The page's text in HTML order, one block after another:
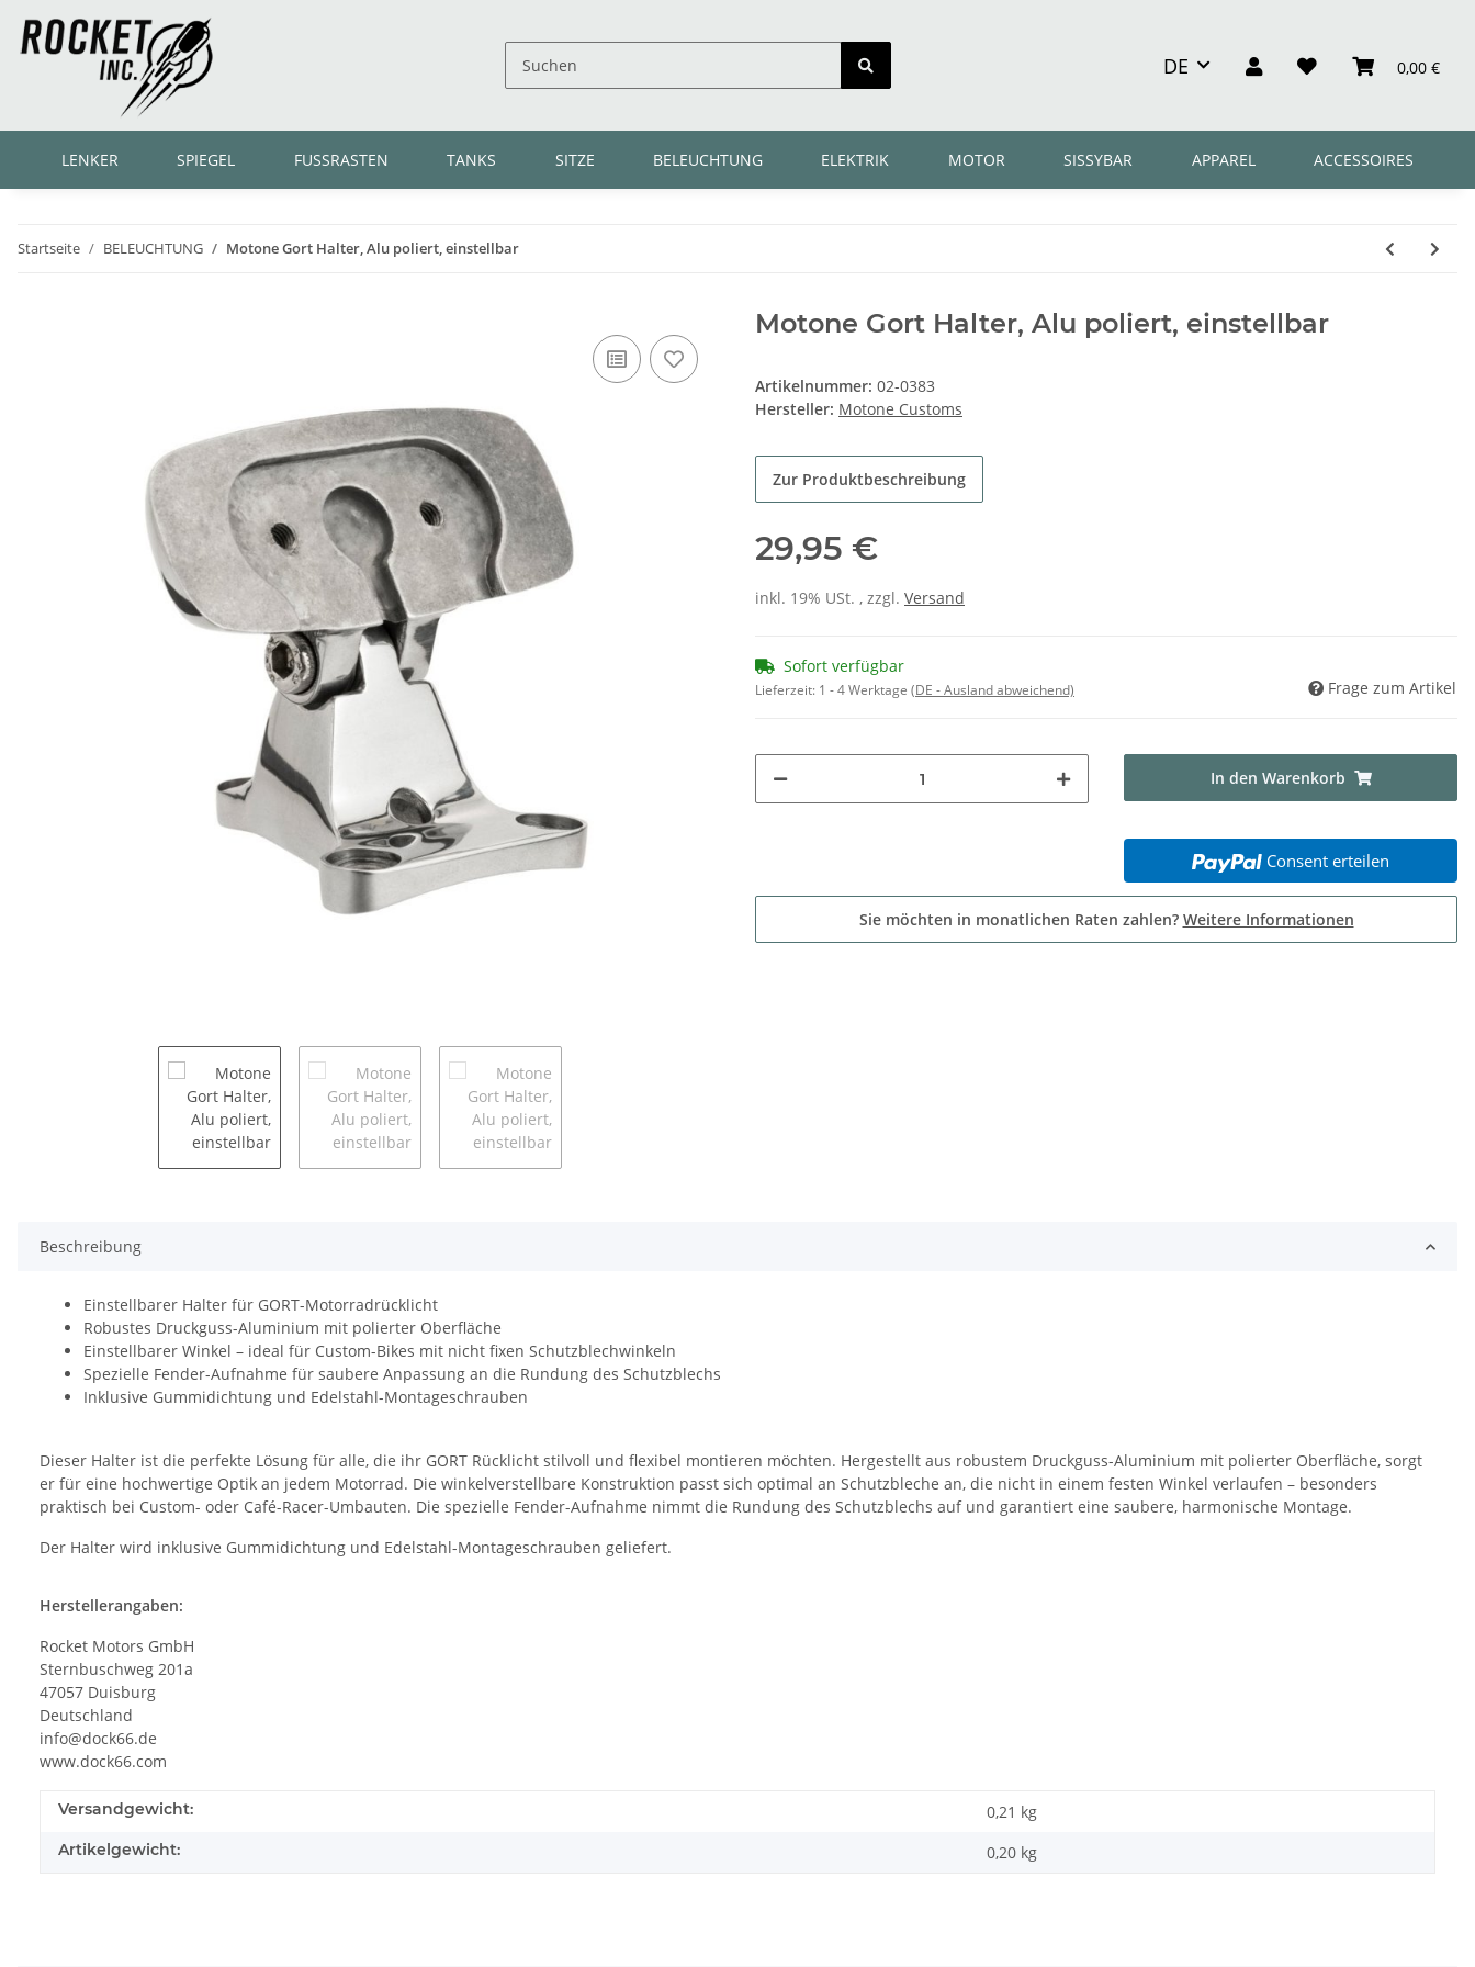
DE 0,00 €
LENKER SPIEGEL FUSSRASTEN TANKS SITZE BELEUCHTUNG ELEKTRIK MOTOR SISSYBAR APPAREL ACCESSOIRES
Startseite BELEUCHTUNG Motone Gort Halter, Alu poliert, einstellbar
Motone Gort Halter, Alu poliert, einstellbar
Artikelnummer: 02-0383
Hersteller: Motone Customs
Zur Produktbeschreibung
29,95 €
inkl. 19% USt. , zzgl. Versand
Sofort verfügbar
Lieferzeit: 1 - 4 Werktage (DE - Ausland abweichend) Frage zum Artikel
In den Warenkorb
Consent erteilen
Sie möchten in monatlichen Raten zahlen? Weitere Informationen
Beschreibung
Einstellbarer Halter für GORT-Motorradrücklicht
Robustes Druckguss-Aluminium mit polierter Oberfläche
Einstellbarer Winkel – ideal für Custom-Bikes mit nicht fixen Schutzblechwinkeln
Spezielle Fender-Aufnahme für saubere Anpassung an die Rundung des Schutzblechs
Inklusive Gummidichtung und Edelstahl-Montageschrauben
Dieser Halter ist die perfekte Lösung für alle, die ihr GORT Rücklicht stilvoll und flexibel montieren möchten. Hergestellt aus robustem Druckguss-Aluminium mit polierter Oberfläche, sorgt
er für eine hochwertige Optik an jedem Motorrad. Die winkelverstellbare Konstruktion passt sich optimal an Schutzbleche an, die nicht in einem festen Winkel verlaufen – besonders
praktisch bei Custom- oder Café-Racer-Umbauten. Die spezielle Fender-Aufnahme nimmt die Rundung des Schutzblechs auf und garantiert eine saubere, harmonische Montage.
Der Halter wird inklusive Gummidichtung und Edelstahl-Montageschrauben geliefert.
Herstellerangaben:
Rocket Motors GmbH
Sternbuschweg 201a
47057 Duisburg
Deutschland
info@dock66.de
www.dock66.com
Versandgewicht: 0,21 kg
Artikelgewicht: 0,20 kg